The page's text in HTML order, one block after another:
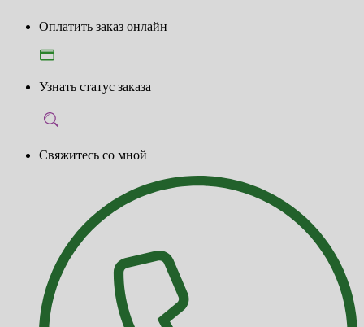
Оплатить заказ онлайн
Узнать статус заказа
Свяжитесь со мной